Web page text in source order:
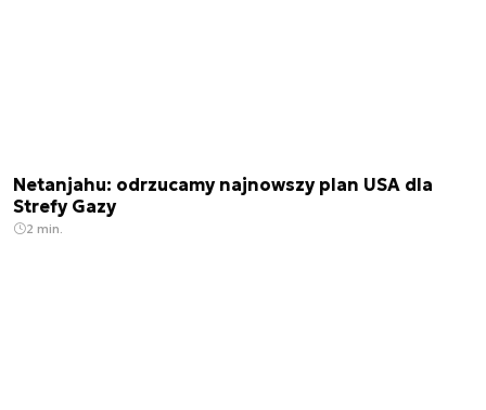
Netanjahu: odrzucamy najnowszy plan USA dla
Strefy Gazy
2 min.